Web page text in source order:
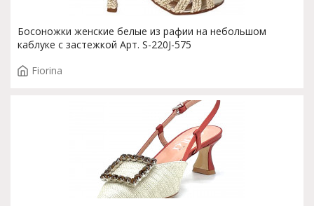
Босоножки женские белые из рафии на небольшом
каблуке с застежкой Арт. S-220J-575
Fiorina